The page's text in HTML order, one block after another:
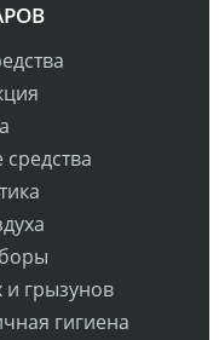
и грызунов
гигиена